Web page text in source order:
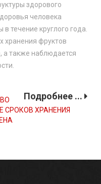
здорового
человека
течение круглого года.
хранения фруктов
а также наблюдается
Подробнее ...
СРОКОВ ХРАНЕНИЯ